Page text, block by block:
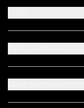
FAQ
Kontakt
Mein Konto
Sephora Unlimited
Über uns